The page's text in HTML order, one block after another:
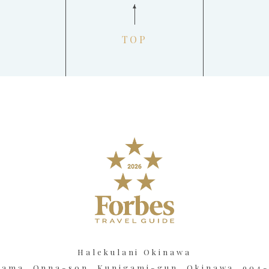
TOP
Halekulani Okinawa